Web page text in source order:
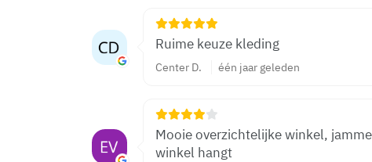
Ruime keuze kleding
Center D. één jaar geleden
Mooie overzichtelijke winkel,
winkel hangt